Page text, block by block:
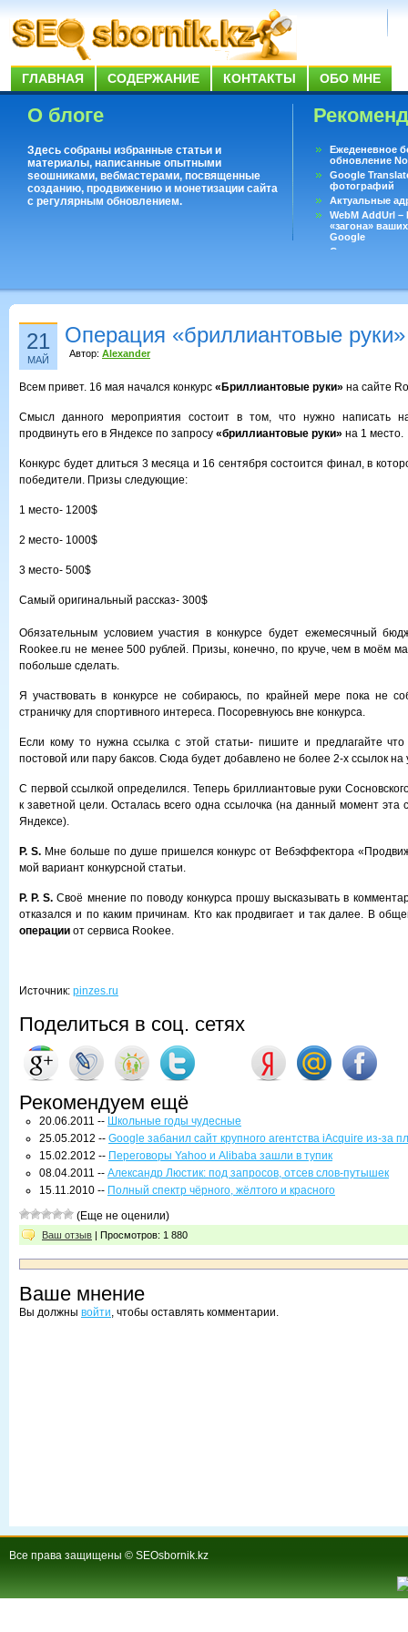
ГЛАВНАЯ СОДЕРЖАНИЕ КОНТАКТЫ ОБО МНЕ
О блоге
Здесь собраны избранные статьи и
материалы, написанные опытными
seoшниками, вебмастерами, посвященные
созданию, продвижению и монетизации сайта
с регулярным обновлением.
Ежеденевное
обновление
Google
фотографий
Актуальные
WebM AddUrl
«загона»
Google
Существует
21
МАЙ
Операция «бриллиантовые
Автор: Alexander
Всем привет. 16 мая начался конкурс «Бриллиантовые руки» на сайте
Смысл данного мероприятия состоит в том, что нужно написать
продвинуть его в Яндексе по запросу «бриллиантовые руки» на 1 место.
Конкурс будет длиться 3 месяца и 16 сентября состоится финал, в
победители. Призы следующие:
1 место- 1200$
2 место- 1000$
3 место- 500$
Самый оригинальный рассказ- 300$
Обязательным условием участия в конкурсе будет ежемесячный
Rookee.ru не менее 500 рублей. Призы, конечно, по круче, чем в моём
побольше сделать.
Я участвовать в конкурсе не собираюсь, по крайней мере пока не
страничку для спортивного интереса. Посоревнуюсь вне конкурса.
Если кому то нужна ссылка с этой статьи- пишите и предлагайте
постовой или пару баксов. Сюда будет добавлено не более 2-х ссылок на
С первой ссылкой определился. Теперь бриллиантовые руки
к заветной цели. Осталась всего одна ссылочка (на данный момент эта
Яндексе).
P. S.Мне больше по душе пришелся конкурс от Вебэффектора
мой вариант конкурсной статьи.
P. P. S. Своё мнение по поводу конкурса прошу высказывать в
отказался и по каким причинам. Кто как продвигает и так далее. В
операции от сервиса Rookee.
Источник: pinzes.ru
Поделиться в соц. сетях
Рекомендуем ещё
20.06.2011 -- Школьные годы чудесные
25.05.2012 -- Google забанил сайт крупного агентства iAcquire из-за
15.02.2012 -- Переговоры Yahoo и Alibaba зашли в тупик
08.04.2011 -- Александр Люстик: под запросов, отсев слов-путышек
15.11.2010 -- Полный спектр чёрного, жёлтого и красного
(Еще не оценили)
Ваш отзыв | Просмотров: 1 880
Ваше мнение
Вы должны войти, чтобы оставлять комментарии.
Все права защищены © SEOsbornik.kz